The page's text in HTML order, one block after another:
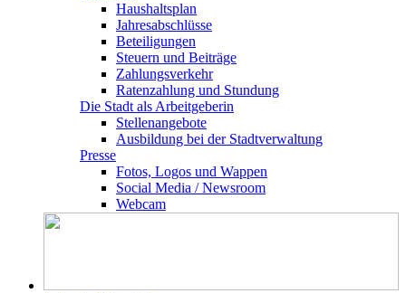
Haushaltsplan
Jahresabschlüsse
Beteiligungen
Steuern und Beiträge
Zahlungsverkehr
Ratenzahlung und Stundung
Die Stadt als Arbeitgeberin
Stellenangebote
Ausbildung bei der Stadtverwaltung
Presse
Fotos, Logos und Wappen
Social Media / Newsroom
Webcam